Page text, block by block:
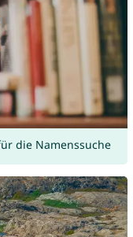
die Namenssuche